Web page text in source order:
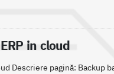
in cloud
Descriere pagină: Backup